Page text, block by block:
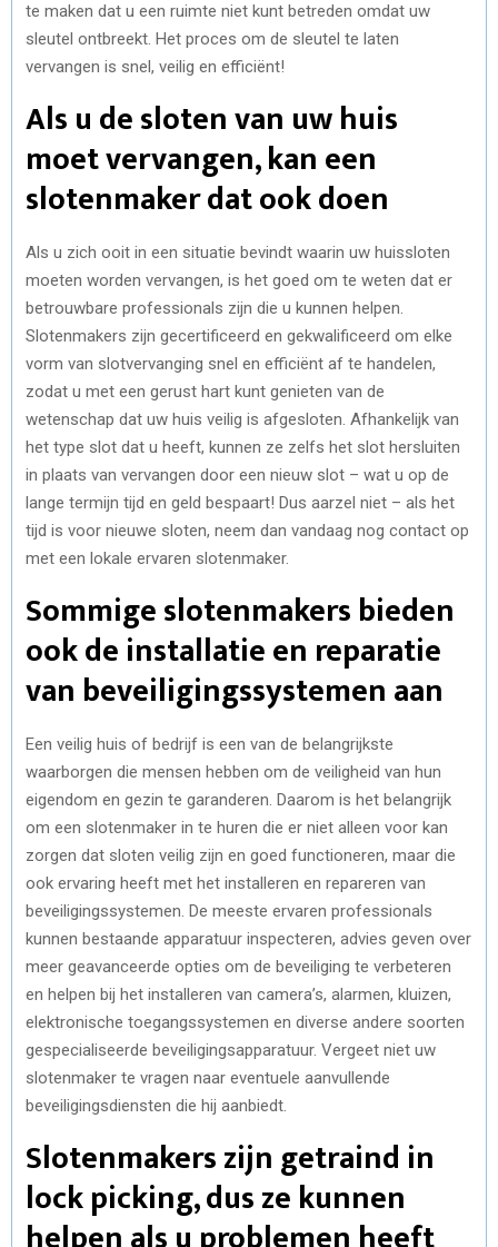
te maken dat u een ruimte niet kunt betreden omdat uw
sleutel ontbreekt. Het proces om de sleutel te laten
vervangen is snel, veilig en efficiënt!
Als u de sloten van uw huis
moet vervangen, kan een
slotenmaker dat ook doen
Als u zich ooit in een situatie bevindt waarin uw huissloten
moeten worden vervangen, is het goed om te weten dat er
betrouwbare professionals zijn die u kunnen helpen.
Slotenmakers zijn gecertificeerd en gekwalificeerd om elke
vorm van slotvervanging snel en efficiënt af te handelen,
zodat u met een gerust hart kunt genieten van de
wetenschap dat uw huis veilig is afgesloten. Afhankelijk van
het type slot dat u heeft, kunnen ze zelfs het slot hersluiten
in plaats van vervangen door een nieuw slot – wat u op de
lange termijn tijd en geld bespaart! Dus aarzel niet – als het
tijd is voor nieuwe sloten, neem dan vandaag nog contact op
met een lokale ervaren slotenmaker.
Sommige slotenmakers bieden
ook de installatie en reparatie
van beveiligingssystemen aan
Een veilig huis of bedrijf is een van de belangrijkste
waarborgen die mensen hebben om de veiligheid van hun
eigendom en gezin te garanderen. Daarom is het belangrijk
om een slotenmaker in te huren die er niet alleen voor kan
zorgen dat sloten veilig zijn en goed functioneren, maar die
ook ervaring heeft met het installeren en repareren van
beveiligingssystemen. De meeste ervaren professionals
kunnen bestaande apparatuur inspecteren, advies geven over
meer geavanceerde opties om de beveiliging te verbeteren
en helpen bij het installeren van camera’s, alarmen, kluizen,
elektronische toegangssystemen en diverse andere soorten
gespecialiseerde beveiligingsapparatuur. Vergeet niet uw
slotenmaker te vragen naar eventuele aanvullende
beveiligingsdiensten die hij aanbiedt.
Slotenmakers zijn getraind in
lock picking, dus ze kunnen